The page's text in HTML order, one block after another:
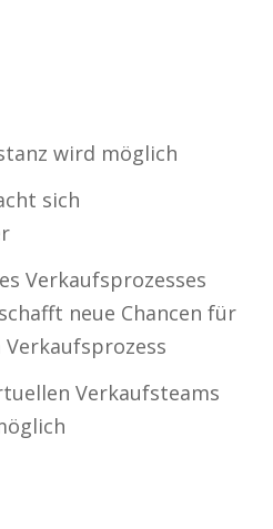
wird möglich
sich
Verkaufsprozesses
neue Chancen für
Verkaufsteams